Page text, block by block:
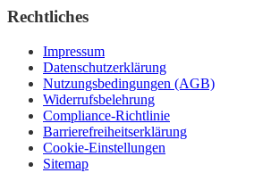
Rechtliches
Impressum
Datenschutzerklärung
Nutzungsbedingungen (AGB)
Widerrufsbelehrung
Compliance-Richtlinie
Barrierefreiheitserklärung
Cookie-Einstellungen
Sitemap